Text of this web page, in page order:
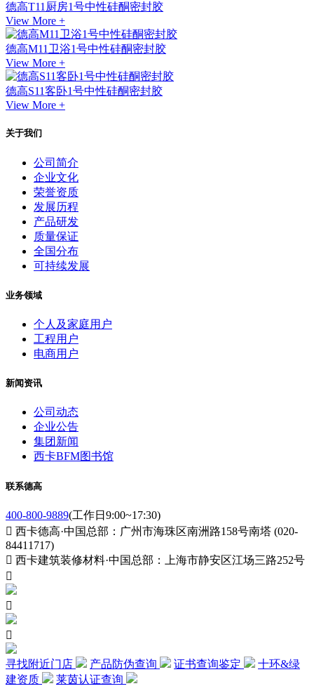
德高T11厨房1号中性硅酮密封胶
View More +
德高M11卫浴1号中性硅酮密封胶
View More +
德高S11客卧1号中性硅酮密封胶
View More +
关于我们
公司简介
企业文化
荣誉资质
发展历程
产品研发
质量保证
全国分布
可持续发展
业务领域
个人及家庭用户
工程用户
电商用户
新闻资讯
公司动态
企业公告
集团新闻
西卡BFM图书馆
联系德高
400-800-9889(工作日9:00~17:30)
 西卡德高·中国总部：广州市海珠区南洲路158号南塔 (020-
84411717)
 西卡建筑装修材料·中国总部：上海市静安区江场三路252号



寻找附近门店 产品防伪查询 证书查询鉴定
十环&绿
建资质
莱茵认证查询